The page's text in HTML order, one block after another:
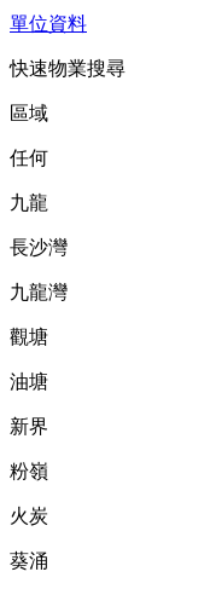
單位資料
快速物業搜尋
區域
任何
九龍
長沙灣
九龍灣
觀塘
油塘
新界
粉嶺
火炭
葵涌